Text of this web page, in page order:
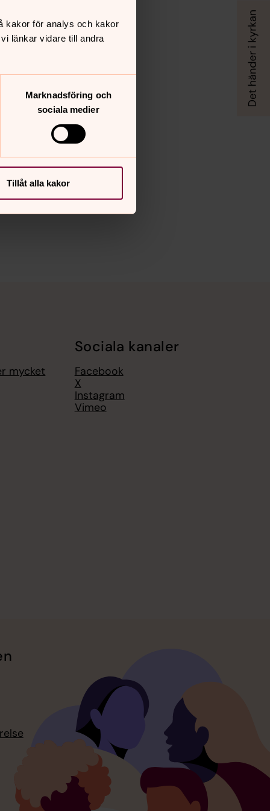
kakor för analys och kakor
länkar vidare till andra
Marknadsföring och
sociala medier
Tillåt alla kakor
mycket
Sociala kanaler
Facebook
X
Instagram
Vimeo